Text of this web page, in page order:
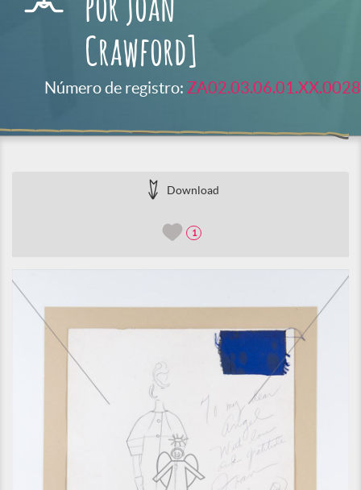
por Joan
Crawford]
Número de registro: ZA02.03.06.01.XX.0028
Download
1